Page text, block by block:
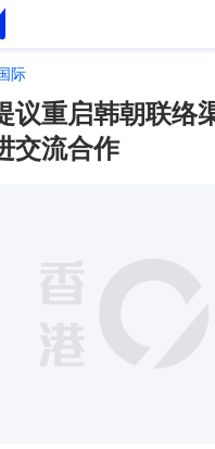
际
议重启韩朝联络
交流合作